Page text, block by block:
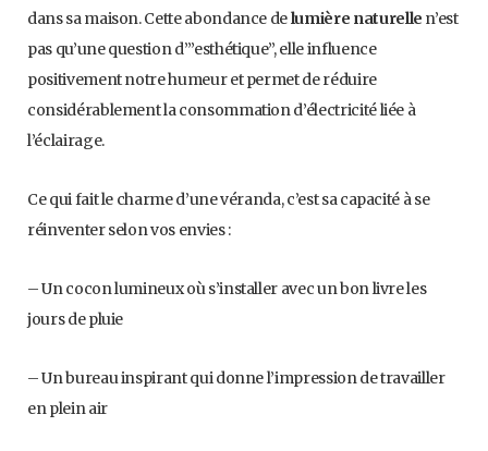
dans sa maison. Cette abondance delumière naturelle n’est
pas qu’une question d’”esthétique”, elle influence
positivement notre humeur et permet de réduire
considérablement la consommation d’électricité liée à
l’éclairage.
Ce qui fait le charme d’une véranda, c’est sa capacité à se
réinventer selon vos envies :
– Un cocon lumineux où s’installer avec un bon livre les
jours de pluie
– Un bureau inspirant qui donne l’impression de travailler
en plein air